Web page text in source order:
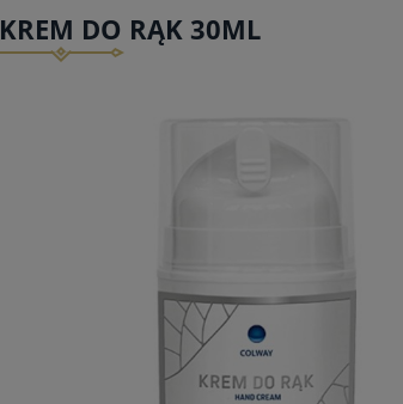
KREM DO RĄK 30ML